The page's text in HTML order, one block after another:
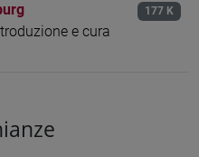
e cura
177 K